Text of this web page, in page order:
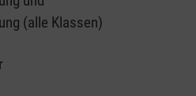
(alle Klassen)